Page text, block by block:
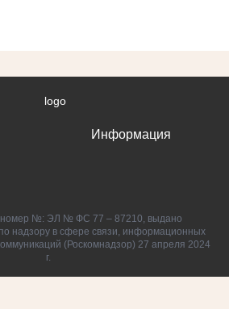
Информация
номер №: ЭЛ № ФС 77 – 87210, выдано
надзору в сфере связи, информационных
(Роскомнадзор) 27 апреля 2024
г.